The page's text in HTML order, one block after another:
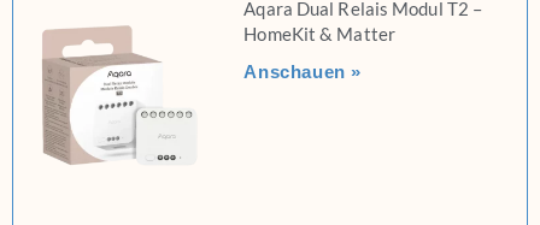
Aqara Dual Relais Modul T2 –
HomeKit & Matter
Anschauen »